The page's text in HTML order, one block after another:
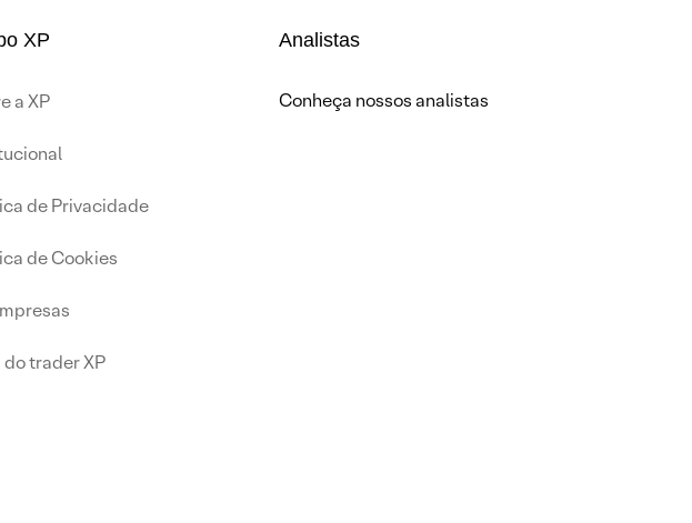
XP
a XP
de Privacidade
de Cookies
do trader XP
Analistas
Conheça nossos analistas